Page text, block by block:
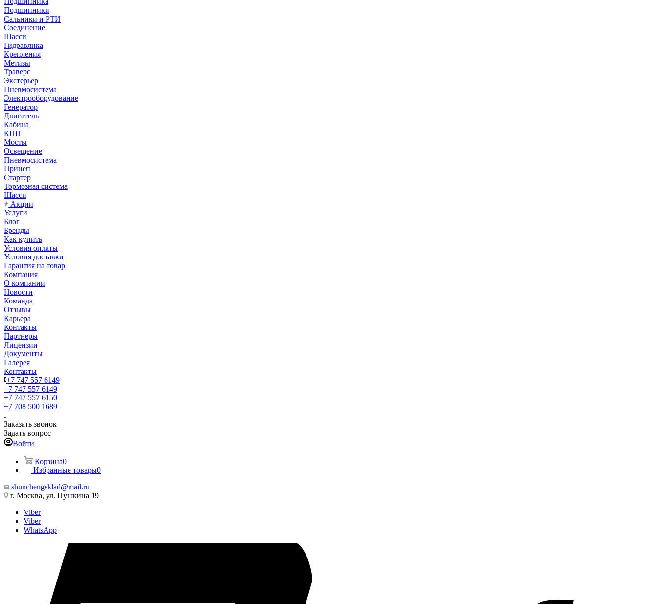
Подшипники
Сальники и РТИ
Соединение
Шасси
Гидравлика
Крепления
Метизы
Траверс
Экстерьер
Пневмосистема
Электрооборудование
Генератор
Двигатель
Кабина
КПП
Мосты
Освещение
Пневмосистема
Прицеп
Стартер
Тормозная система
Шасси
Акции
Услуги
Блог
Бренды
Как купить
Условия оплаты
Условия доставки
Гарантия на товар
Компания
О компании
Новости
Команда
Отзывы
Карьера
Контакты
Партнеры
Лицензии
Документы
Галерея
Контакты
+7 747 557 6149
+7 747 557 6149
+7 747 557 6150
+7 708 500 1689
Заказать звонок
Задать вопрос
Войти
Корзина0
Избранные товары0
shunchengsklad@mail.ru
г. Москва, ул. Пушкина 19
Viber
Viber
WhatsApp